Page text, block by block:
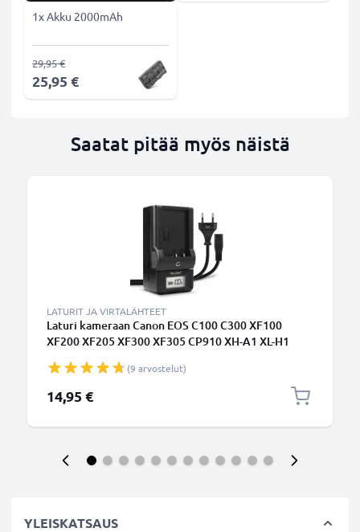
1x Akku 2000mAh
25,95 €
29,95 €
Saatat pitää myös näistä
LATURIT JA VIRTALÄHTEET
Laturi kameraan Canon EOS C100 C300 XF100
XF200 XF205 XF300 XF305 CP910 XH-A1 XL-H1
(9 arvostelut)
14,95 €
YLEISKATSAUS